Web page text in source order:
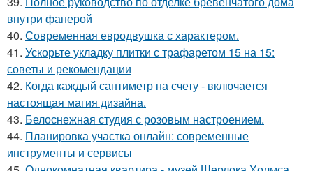
внутри фанерой
40. Современная евродвушка с характером.
41. Ускорьте укладку плитки с трафаретом 15 на 15:
советы и рекомендации
42. Когда каждый сантиметр на счету - включается
настоящая магия дизайна.
43. Белоснежная студия с розовым настроением.
44. Планировка участка онлайн: современные
инструменты и сервисы